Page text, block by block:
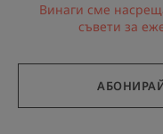
Винаги сме
съвети за